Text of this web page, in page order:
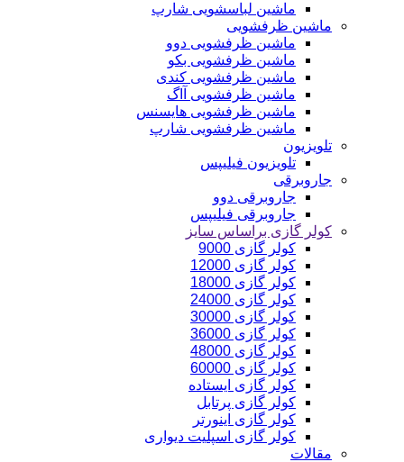
ماشین لباسشویی شارپ
ماشین ظرفشویی
ماشین ظرفشویی دوو
ماشین ظرفشویی بکو
ماشین ظرفشویی کندی
ماشین ظرفشویی آاگ
ماشین ظرفشویی هایسنس
ماشین ظرفشویی شارپ
تلویزیون
تلویزیون فیلیپس
جاروبرقی
جاروبرقی دوو
جاروبرقی فیلیپس
کولر گازی براساس سایز
کولر گازی 9000
کولر گازی 12000
کولر گازی 18000
کولر گازی 24000
کولر گازی 30000
کولر گازی 36000
کولر گازی 48000
کولر گازی 60000
کولر گازی ایستاده
کولر گازی پرتابل
کولر گازی اینورتر
کولر گازی اسپلیت دیواری
مقالات